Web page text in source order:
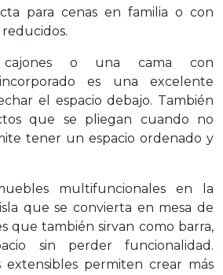
para cenas en familia o con
reducidos.
cajones o una cama con
es una excelente
el espacio debajo. También
que se pliegan cuando no
tener un espacio ordenado y
multifuncionales en la
que se convierta en mesa de
que también sirvan como barra,
sin perder funcionalidad.
extensibles permiten crear más